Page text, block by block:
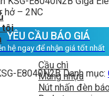
tôi
Cầu chì
Máng nhựa
Nút nhấn đèn báo
hở – 2NC
YÊU CẦU BÁO GIÁ
hệ ngay để nhận giá tốt nhất
E8040N2B Danh mục: